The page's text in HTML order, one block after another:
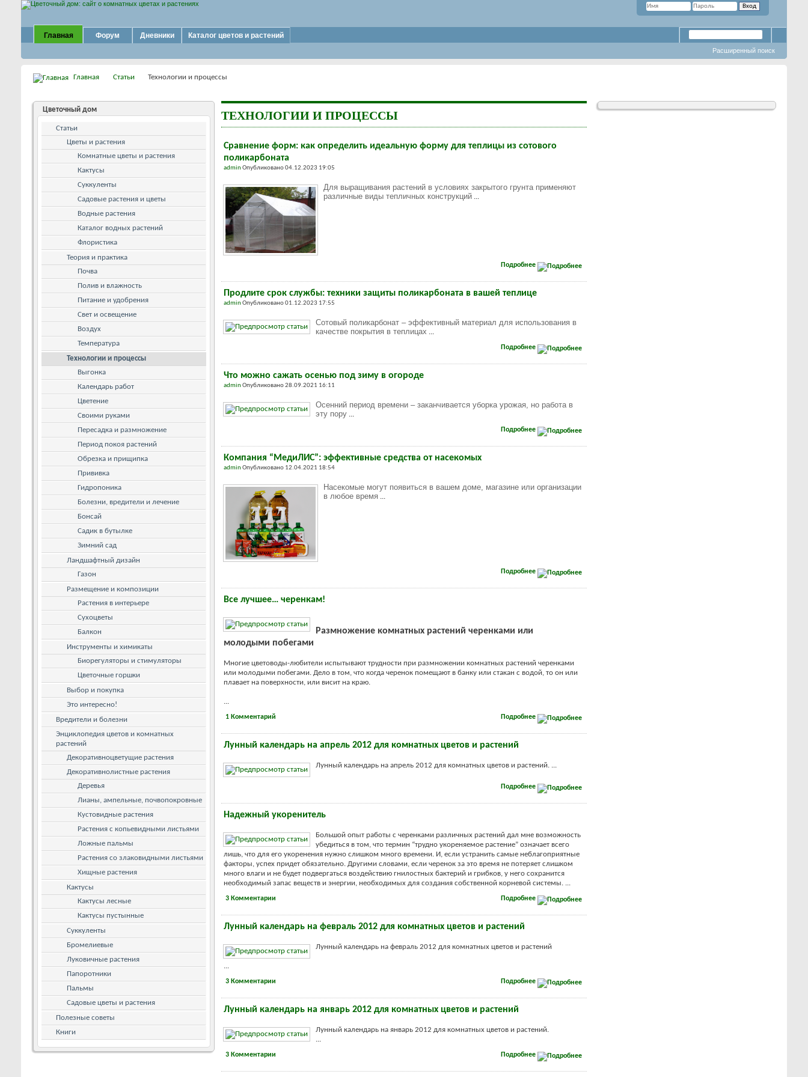
Главная Форум Дневники Каталог цветов и растений
Расширенный поиск
Главная Статьи Технологии и процессы
ТЕХНОЛОГИИ И ПРОЦЕССЫ
Сравнение форм: как определить идеальную форму для теплицы из сотового
поликарбоната
adminОпубликовано 04.12.2023 19:05
Для выращивания растений в условиях закрытого грунта применяют
различные виды тепличных конструкций...
Подробнее
Продлите срок службы: техники защиты поликарбоната в вашей теплице
adminОпубликовано 01.12.2023 17:55
Сотовый поликарбонат – эффективный материал для использования в
качестве покрытия в теплицах ...
Подробнее
Что можно сажать осенью под зиму в огороде
adminОпубликовано 28.09.2021 16:11
Осенний период времени – заканчивается уборка урожая, но работа в
эту пору...
Подробнее
Компания “МедиЛИС”: эффективные средства от насекомых
adminОпубликовано 12.04.2021 18:54
Насекомые могут появиться в вашем доме, магазине или организации
в любое время ...
Подробнее
Все лучшее… черенкам!
Размножение комнатных растений черенками или
молодыми побегами
Многие цветоводы-любители испытывают трудности при размножении комнатных растений черенками
или молодыми побегами. Дело в том, что когда черенок помещают в банку или стакан с водой, то он или
плавает на поверхности, или висит на краю.
Подробнее
1 Комментарий
Лунный календарь на апрель 2012 для комнатных цветов и растений
Лунный календарь на апрель 2012 для комнатных цветов и растений. ...
Подробнее
Надежный укоренитель
Большой опыт работы с черенками различных растений дал мне возможность
убедиться в том, что термин “трудно укореняемое растение” означает всего
лишь, что для его укоренения нужно слишком много времени. И, если устранить самые неблагоприятные
факторы, успех придет обязательно. Другими словами, если черенок за это время не потеряет слишком
много влаги и не будет подвергаться воздействию гнилостных бактерий и грибков, у него сохранится
необходимый запас веществ и энергии, необходимых для создания собственной корневой системы. ...
Подробнее
3 Комментарии
Лунный календарь на февраль 2012 для комнатных цветов и растений
Лунный календарь на февраль 2012 для комнатных цветов и растений
Подробнее
3 Комментарии
Лунный календарь на январь 2012 для комнатных цветов и растений
Лунный календарь на январь 2012 для комнатных цветов и растений.
Подробнее
3 Комментарии
Цветочный дом
Статьи
Цветы и растения
Комнатные цветы и растения
Кактусы
Суккуленты
Садовые растения и цветы
Водные растения
Каталог водных растений
Флористика
Теория и практика
Почва
Полив и влажность
Питание и удобрения
Свет и освещение
Воздух
Температура
Технологии и процессы
Выгонка
Календарь работ
Цветение
Своими руками
Пересадка и размножение
Период покоя растений
Обрезка и прищипка
Прививка
Гидропоника
Болезни, вредители и лечение
Бонсай
Садик в бутылке
Зимний сад
Ландшафтный дизайн
Газон
Размещение и композиции
Растения в интерьере
Сухоцветы
Балкон
Инструменты и химикаты
Биорегуляторы и стимуляторы
Цветочные горшки
Выбор и покупка
Это интересно!
Вредители и болезни
Энциклопедия цветов и комнатных
растений
Декоративноцветущие растения
Декоративнолистные растения
Деревья
Лианы, ампельные, почвопокровные
Кустовидные растения
Растения с копьевидными листьями
Ложные пальмы
Растения со злаковидными листьями
Хищные растения
Кактусы
Кактусы лесные
Кактусы пустынные
Суккуленты
Бромелиевые
Луковичные растения
Папоротники
Пальмы
Садовые цветы и растения
Полезные советы
Книги